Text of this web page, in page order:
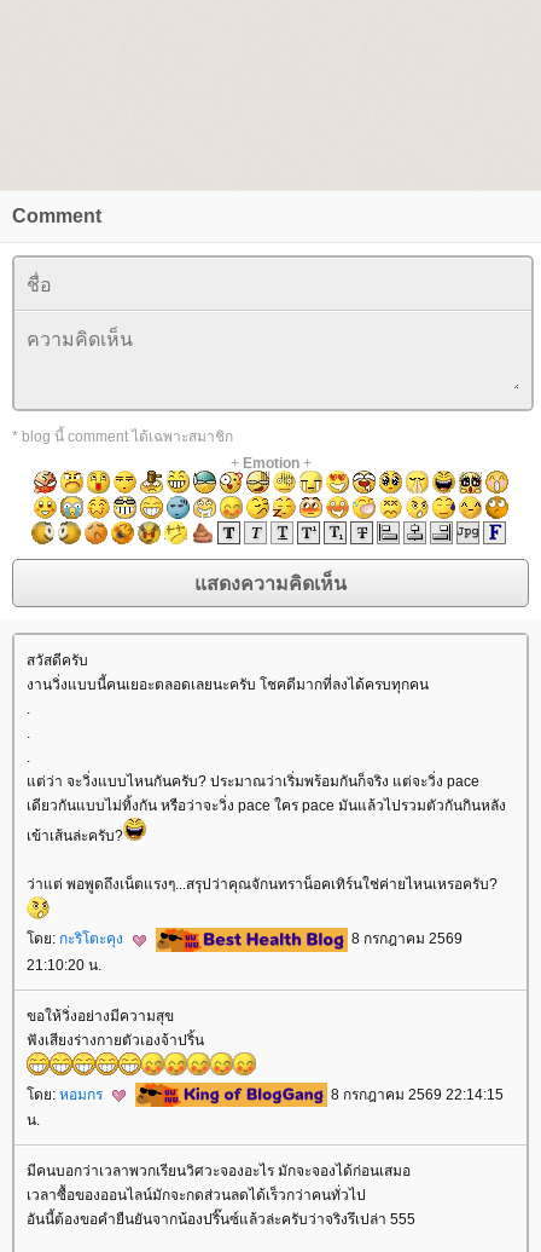
Comment
* blog นี้ comment ได้เฉพาะสมาชิก
+ Emotion+
สวัสดีครับ
งานวิ่งแบบนี้คนเยอะตลอดเลยนะครับ โชคดีมากที่ลงได้ครบทุกคน
.
.
.
ต่ว่า จะวิ่งแบบไหนกันครับ? ประมาณว่าเริ่มพร้อมกันก็จริง แต่จะวิ่ง pace
เดียวกันแบบไม่ทิ้งกัน หรือว่าจะวิ่ง pace ใคร pace มันแล้วไปรวมตัวกันกินหลัง
เข้าเส้นล่ะครับ?
ว่าแต่ พอพูดถึงเน็ตแรงๆ...สรุปว่าคุณจักนทราน็อคเทิร์นใช่ค่ายไหนเหรอครับ?
ดย: กะริโตะคุง
8 กรกฎาคม 2569
21:10:20 น.
ขอให้วิ่งอย่างมีความสุข
ฟังเสียงร่างกายตัวเองจ้าปริ้น
ดย: หอมกร
8 กรกฎาคม 2569 22:14:15
น.
มีคนบอกว่าเวลาพวกเรียนวิศวะจองอะไร มักจะจองได้ก่อนเสมอ
เวลาซื้อของออนไลน์มักจะกดส่วนลดได้เร็วกว่าคนทั่วไป
อันนี้ต้องขอคำยืนยันจากน้องปริ๊นซ์แล้วล่ะครับว่าจริงรึเปล่า 555